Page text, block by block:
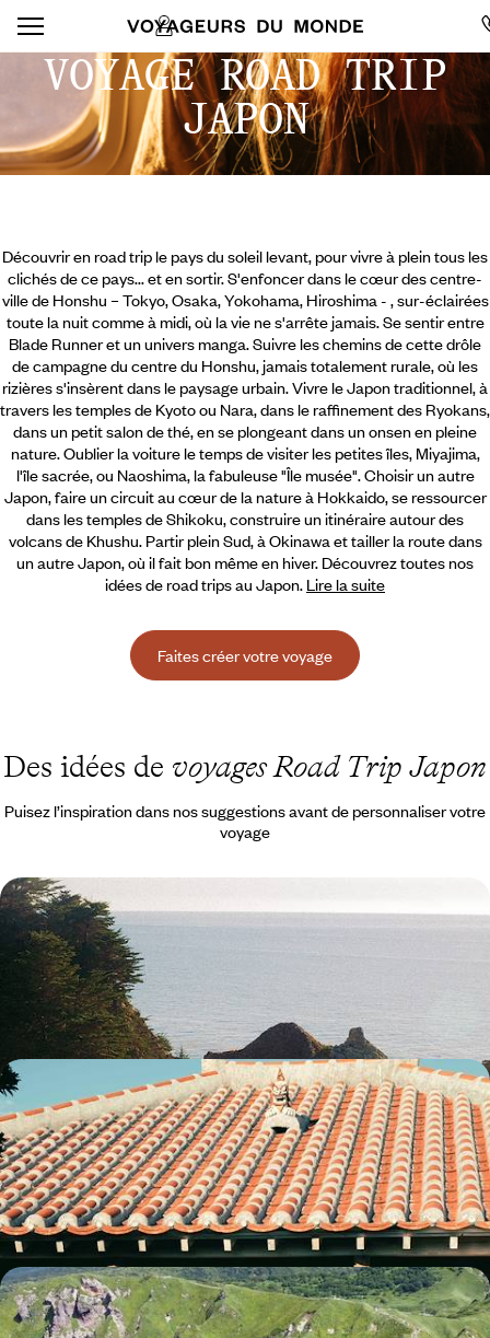
VOYAGE ROAD TRIP
JAPON
Découvrir en road trip le pays du soleil levant, pour vivre à plein tous les
clichés de ce pays... et en sortir. S'enfoncer dans le cœur des centre-
ville de Honshu – Tokyo, Osaka, Yokohama, Hiroshima - , sur-éclairées
toute la nuit comme à midi, où la vie ne s'arrête jamais. Se sentir entre
Blade Runner et un univers manga. Suivre les chemins de cette drôle
de campagne du centre du Honshu, jamais totalement rurale, où les
rizières s'insèrent dans le paysage urbain. Vivre le Japon traditionnel, à
travers les temples de Kyoto ou Nara, dans le raffinement des Ryokans,
dans un petit salon de thé, en se plongeant dans un onsen en pleine
nature.Oublier la voiture le temps de visiter les petites îles, Miyajima,
l'île sacrée, ou Naoshima, la fabuleuse "Île musée". Choisir un autre
Japon, faire un circuit au cœur de la nature à Hokkaido, se ressourcer
dans les temples de Shikoku, construire un itinéraire autour des
volcans de Khushu. Partir plein Sud, à Okinawa et tailler la route dans
un autre Japon, où il fait bon même en hiver. Découvrez toutes nos
idées de road trips au Japon. Lire la suite
Faites créer votre voyage
Des idées de voyages Road Trip Japon
Puisez l’inspiration dans nos suggestions avant de personnaliser votre
voyage
De Taïwan à Okinawa - Éloge d’un monde flottant
De Taipei à Tainan, confronter l'énergie de deux capitales taïwanaises
et s’émerveiller des contrastes de l’île-dragon
12 jours, de 7200 à 9300 $ CA
L'archipel d'Okinawa - D'une île à l'autre, un Japon
insoupçonné
En cinq îles, découvrir une nouvelle facette nippone, inattendue et...
paradisiaque
13 jours, de 7900 à 10700 $ CA
Aux beaux jours, l’île de Hokkaido - Tout au nord,
road-trip à travers le Japon sauvage